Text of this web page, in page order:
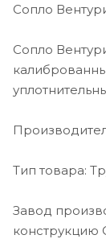
Сопло
Сопло
Тип товара:
Завод
конструкцию